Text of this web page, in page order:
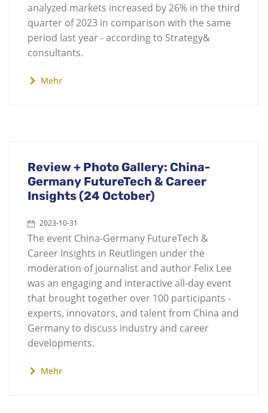
analyzed markets increased by 26% in the third
quarter of 2023 in comparison with the same
period last year - according to Strategy&
consultants.
Mehr
Review + Photo Gallery: China-
Germany FutureTech & Career
Insights (24 October)
2023-10-31
The event China-Germany FutureTech &
Career Insights in Reutlingen under the
moderation of journalist and author Felix Lee
was an engaging and interactive all-day event
that brought together over 100 participants -
experts, innovators, and talent from China and
Germany to discuss industry and career
developments.
Mehr